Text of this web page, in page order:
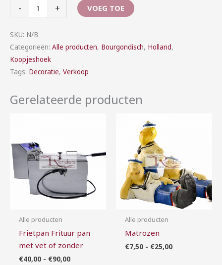
- + VOEG TOE
SKU: N/B
Categorieën: Alle producten, Bourgondisch, Holland,
Koopjeshoek
Tags: Decoratie, Verkoop
Gerelateerde producten
Alle producten
Frietpan Frituur pan
met vet of zonder
€40,00 - €90,00
Alle producten
Matrozen
€7,50 - €25,00